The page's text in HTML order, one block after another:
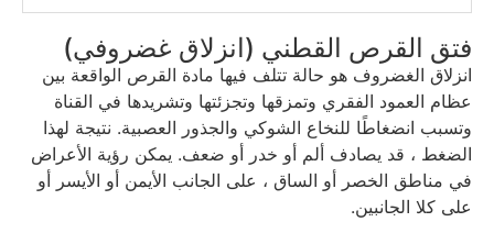
فتق القرص القطني (انزلاق غضروفي)
انزلاق الغضروف هو حالة تتلف فيها مادة القرص الواقعة بين
عظام العمود الفقري وتمزقها وتجزئتها وتشريدها في القناة
وتسبب انضغاطًا للنخاع الشوكي والجذور العصبية. نتيجة لهذا
الضغط ، قد يصادف ألم أو خدر أو ضعف. يمكن رؤية الأعراض
في مناطق الخصر أو الساق ، على الجانب الأيمن أو الأيسر أو
على كلا الجانبين.